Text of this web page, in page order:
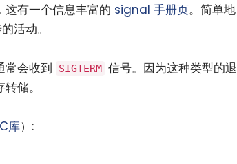
有一个信息丰富的 signal 手册页。简单地
活动。
常会收到 SIGTERM 信号。因为这种类型的退
储。
库）: